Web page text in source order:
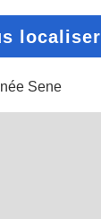
localiser
Sene